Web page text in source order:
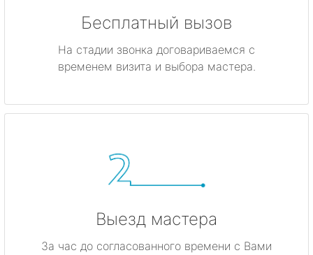
Бесплатный вызов
На стадии звонка договариваемся с
временем визита и выбора мастера.
Выезд мастера
За час до согласованного времени с Вами